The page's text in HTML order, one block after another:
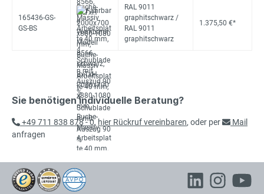
165436-GS-
GS-BS
RAL 9011
graphitschwarz /
RAL 9011
graphitschwarz
1.375,50 €*
Sie benötigen individuelle Beratung?
+49 711 838 878 - 0, hier Rückruf vereinbaren, oder per
Mail
anfragen